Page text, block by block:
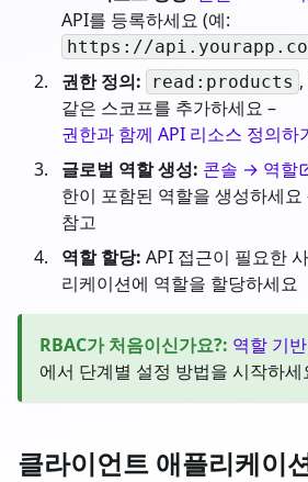
API를 등록하세요 (예:
https://
권한 정의:
read:products ,
같은 스코프를 추가하세요 –
권한과 함께 API 리소스 정의하
글로벌 역할 생성: 콘솔 → 역할
한이 포함된 역할을 생성하세요
참고
역할 할당: API 접근이 필요한
리케이션에 역할을 할당하세요
RBAC가 처음이신가요?: 역할 기
에서 단계별 설정 방법을 시작하세
클라이언트 애플리케이